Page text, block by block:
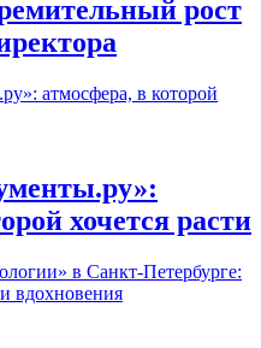
рост
хочется расти